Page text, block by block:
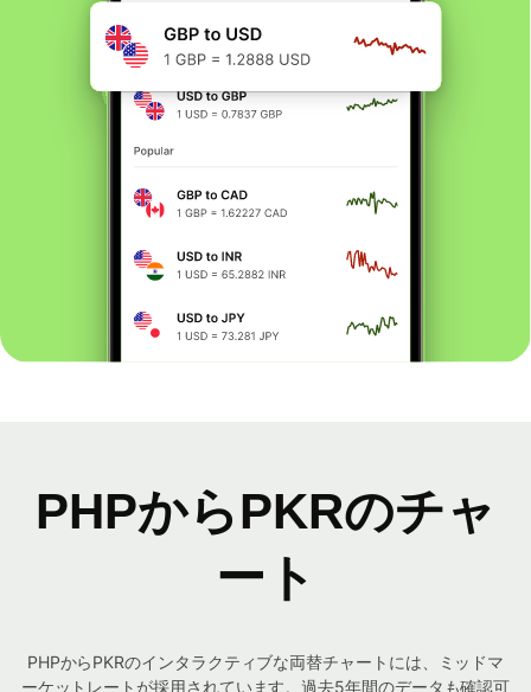
PHPからPKRのチャ
ート
PHPからPKRのインタラクティブな両替チャートには、ミッドマ
ーケットレートが採用されています。過去5年間のデータも確認可